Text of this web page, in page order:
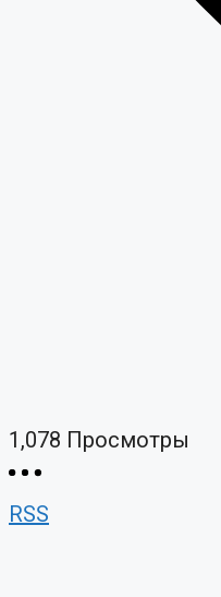
1,078 Просмотры
RSS